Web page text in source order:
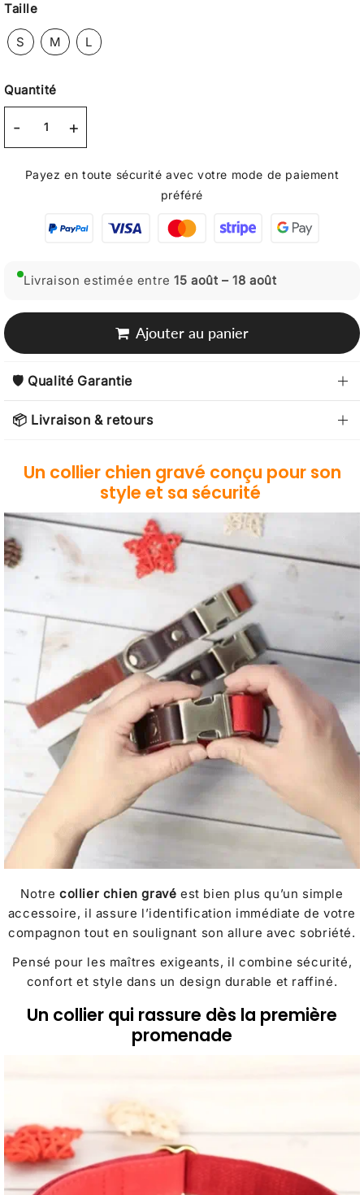
Taille
S M L
Quantité
- +
Payez en toute sécurité avec votre mode de paiement
préféré
Livraison estimée entre15 août – 18 août
Ajouter au panier
🛡️ Qualité Garantie
📦 Livraison & retours
Un collier chien gravé conçu pour son
style et sa sécurité
Notre collier chien gravé est bien plus qu’un simple
accessoire, il assure l’identification immédiate de votre
compagnon tout en soulignant son allure avec sobriété.
Pensé pour les maîtres exigeants, il combine sécurité,
confort et style dans un design durable et raffiné.
Un collier qui rassure dès la première
promenade